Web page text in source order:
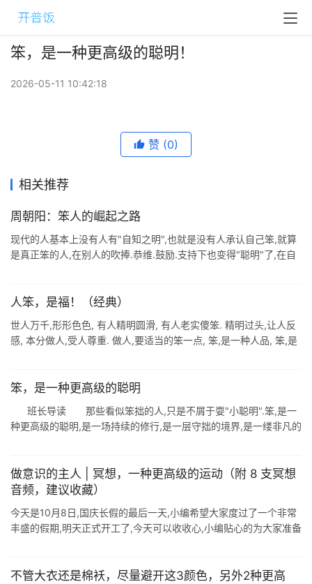
笨，是一种更高级的聪明！
2026-05-11 10:42:18
赞 (0)
相关推荐
周朝阳：笨人的崛起之路
现代的人基本上没有人有"自知之明",也就是没有人承认自己笨,就算
是真正笨的人,在别人的吹捧.恭维.鼓励.支持下也变得"聪明"了,在自
人笨，是福！（经典）
世人万千,形形色色, 有人精明圆滑, 有人老实傻笨. 精明过头,让人反
感, 本分做人,受人尊重. 做人,要适当的笨一点, 笨,是一种人品, 笨,是
笨，是一种更高级的聪明
班长导读 那些看似笨拙的人,只是不屑于耍"小聪明".笨,是一
种更高级的聪明,是一场持续的修行,是一层守拙的境界,是一缕非凡的
做意识的主人 | 冥想，一种更高级的运动（附 8 支冥想
音频，建议收藏）
今天是10月8日,国庆长假的最后一天,小编希望大家度过了一个非常
丰盛的假期,明天正式开工了,今天可以收收心,小编贴心的为大家准备
不管大衣还是棉袄，尽量避开这3颜色，另外2种更高